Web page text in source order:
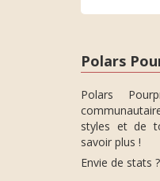
Polars
Polars
styles et de
savoir plus !
Envie de stats ?